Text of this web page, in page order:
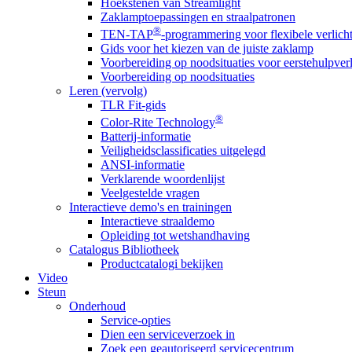
Zaklamptoepassingen en straalpatronen
TEN-TAP®-programmering voor flexibele
Gids voor het kiezen van de juiste zaklamp
Voorbereiding op noodsituaties voor
Voorbereiding op noodsituaties
Leren (vervolg)
TLR Fit-gids
Color-Rite Technology®
Batterij-informatie
Veiligheidsclassificaties uitgelegd
ANSI-informatie
Verklarende woordenlijst
Veelgestelde vragen
Interactieve demo's en trainingen
Interactieve straaldemo
Opleiding tot wetshandhaving
Catalogus Bibliotheek
Productcatalogi bekijken
Video
Steun
Onderhoud
Service-opties
Dien een serviceverzoek in
Zoek een geautoriseerd servicecentrum